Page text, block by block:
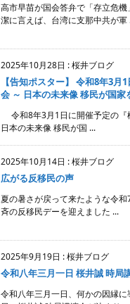
高市早苗が国会答弁で「存立危
潔に言えば、台湾に支那中共が軍
2025年10月28日 :桜井ブログ
【告知ポスター】 令和8年3
会 ～ 日本の未来像 移民が国家
令和8年3月1日に開催予定の『
日本の未来像 移民が国 ...
2025年10月14日 :桜井ブログ
広がる反移民の声
夏の暑さが戻って来たような令
斉の反移民デーを迎えました ...
2025年9月19日 :桜井ブログ
令和八年三月一日 桜井誠 時局
令和八年三月一日、何かの因縁